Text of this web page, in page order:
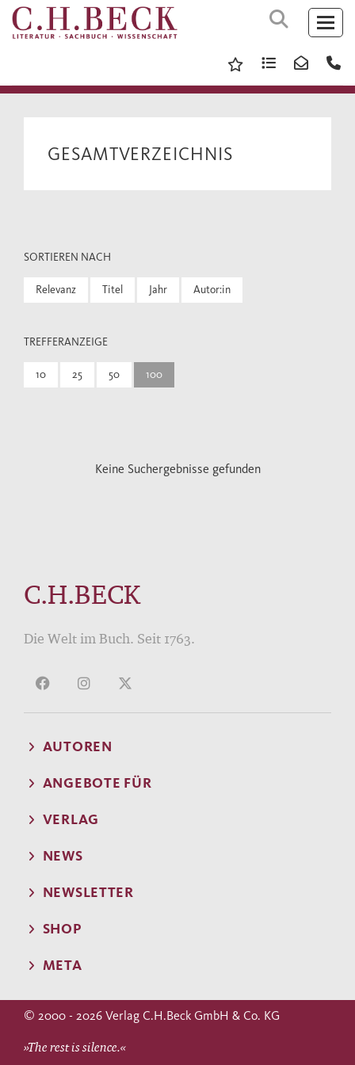
GESAMTVERZEICHNIS
SORTIEREN NACH
Relevanz Titel Jahr Autor:in
TREFFERANZEIGE
10 25 50 100
Keine Suchergebnisse gefunden
C.H.BECK
Die Welt im Buch. Seit 1763.
AUTOREN
ANGEBOTE FÜR
VERLAG
NEWS
NEWSLETTER
SHOP
META
© 2000 - 2026 Verlag C.H.Beck GmbH & Co. KG
»The rest is silence.«